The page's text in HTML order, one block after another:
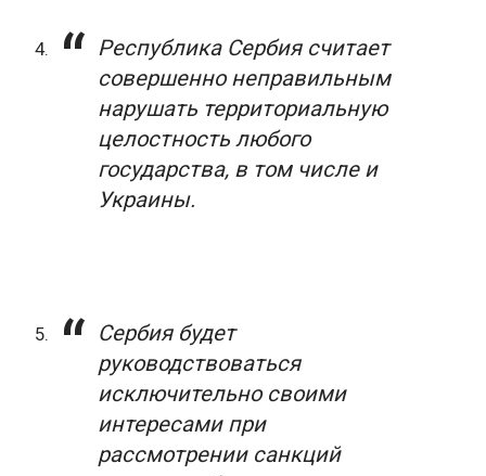
Республика Сербия считает
совершенно неправильным
нарушать территориальную
целостность любого
государства, в том числе и
Украины.
Сербия будет
руководствоваться
исключительно своими
интересами при
рассмотрении санкций